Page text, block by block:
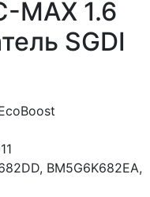
MAX 1.6
SGDI
BM5G6K682EA,